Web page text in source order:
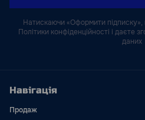
Натискаючи «Оформити
Політики конфіденційності і даєте
даних
Навігація
Продаж